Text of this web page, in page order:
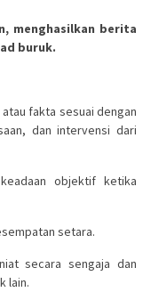
menghasilkan berita
buruk.
fakta sesuai dengan
dan intervensi dari
objektif ketika
setara.
secara sengaja dan
lain.